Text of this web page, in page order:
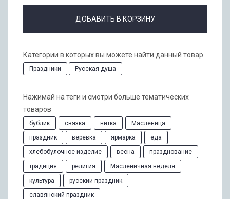
ДОБАВИТЬ В КОРЗИНУ
Категории в которых вы можете найти данный товар
Праздники Русская душа
Нажимай на теги и смотри больше тематических
товаров
бублик связка нитка
Масленица
праздник
веревка ярмарка
еда
хлебобулочное изделие
весна
празднование
традиция
религия
Масленичная неделя
культура
русский праздник
славянский праздник